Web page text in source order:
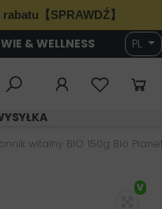
【SPRAWDŹ】
& WELLNESS PL
witalny BIO 150g Bio
V